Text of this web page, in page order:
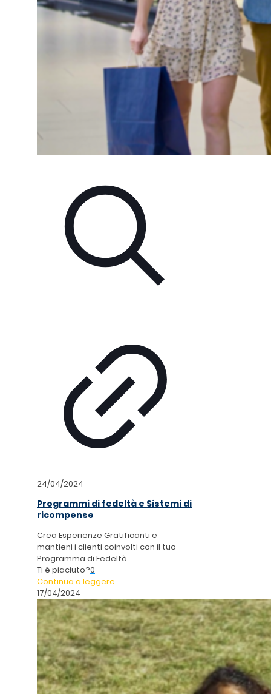
24/04/2024
Programmi di fedeltà e Sistemi di
ricompense
Crea Esperienze Gratificanti e
mantieni i clienti coinvolti con il tuo
Programma di Fedeltà...
Ti è piaciuto?0
Continua a leggere
17/04/2024